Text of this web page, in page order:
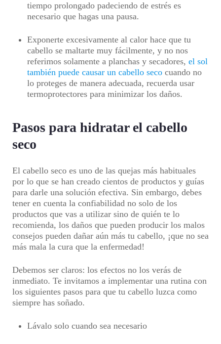
tiempo prolongado padeciendo de estrés es
necesario que hagas una pausa.
Exponerte excesivamente al calor hace que tu
cabello se maltarte muy fácilmente, y no nos
referimos solamente a planchas y secadores, el sol
también puede causar un cabello seco cuando no
lo proteges de manera adecuada, recuerda usar
termoprotectores para minimizar los daños.
Pasos para hidratar el cabello
seco
El cabello seco es uno de las quejas más habituales
por lo que se han creado cientos de productos y guías
para darle una solución efectiva. Sin embargo, debes
tener en cuenta la confiabilidad no solo de los
productos que vas a utilizar sino de quién te lo
recomienda, los daños que pueden producir los malos
consejos pueden dañar aún más tu cabello, ¡que no sea
más mala la cura que la enfermedad!
Debemos ser claros: los efectos no los verás de
inmediato. Te invitamos a implementar una rutina con
los siguientes pasos para que tu cabello luzca como
siempre has soñado.
Lávalo solo cuando sea necesario